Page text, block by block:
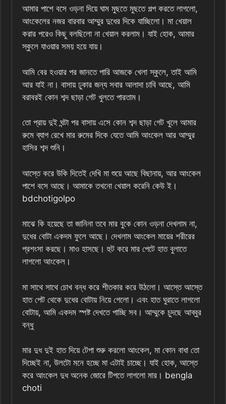
আমার পাশে বসে ওড়না দিয়ে ঘাম মুছতে মুছতে গল্প করতে লাগলো,
আংকেলের নজর বারবার আম্মুর দুধের দিকে যাচ্ছিলো। মা খেয়াল
করার পরেও কিছু বলছিলো না খেয়াল করলাম। যাই হোক, আমার
স্কুলে যাওয়ার সময় হয়ে যায়।
আমি বের হওয়ার পর জানতে পারি আজকে খেলা স্কুলে, তাই আমি
আর যাই না। বাসায় ঢুকার জন্য সবার আলাদা চাবি আছে, আমি
বরাবরই কোন শব্দ ছাড়া গেট খুলতে পারতাম।
তো প্রায় দুই ঘন্টা পর বাসায় এসে কোন শব্দ ছাড়া গেট খুলে আমার
রুমে ব্যাগ রেখে মার রুমের দিকে যেতে আমি আংকেল আর আম্মুর
হাসির শব্দ শুনি।
আস্তে করে উকি দিতেই দেখি মা শুয়ে আছে বিছানায়, আর আংকেল
পাশে বসে আছে। আমাকে তখনো খেয়াল করেনি কেউ ই।
bdchotigolpo
মাঝে কি হয়েছে তা জানিনা তবে মার বুকে কোন ওড়না দেখলাম না,
দুধের বোটা একদম ফুলে আছে। দেখলাম আংকেল মায়ের শরীরের
প্রশংসা করছে। মাও হাসছে। হুট করে মার পেটে হাত বুলাতে
লাগলো আংকেল।
মা সাথে সাথে চোখ বন্ধ করে শীতকার করে উঠলো। আস্তে আস্তে
হাত পেট থেকে দুধের বোটায় নিয়ে গেলো। এবং হাত ঘুরাতে লাগলো
বোটায়, আমি একদম স্পষ্ট দেখতে পাচ্ছি সব। আম্মুকে চুদছে আব্বুর
বন্ধু
মার দুধ দুই হাত দিয়ে টেপা শুরু করলো আংকেল, মা কোন বাধা তো
দিচ্ছেই না, উলটো মনে হচ্ছে মা এটাই চাচ্ছে। যাই হোক, আস্তে
করে আংকেল দুধ অনেক জোরে টিপতে লাগলো মার। bengla
choti